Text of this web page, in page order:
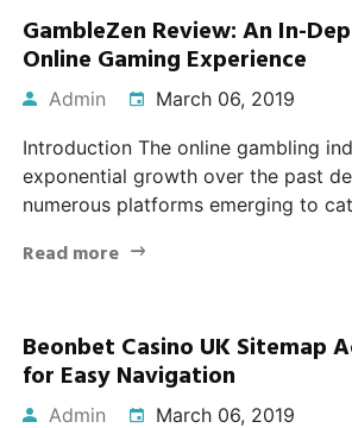
GambleZen Review: An In-
Online Gaming Experience
Admin March 06, 2019
Introduction The online gambling
exponential growth over the past
numerous platforms emerging to
Read more
Beonbet Casino UK Sitemap
for Easy Navigation
Admin March 06, 2019